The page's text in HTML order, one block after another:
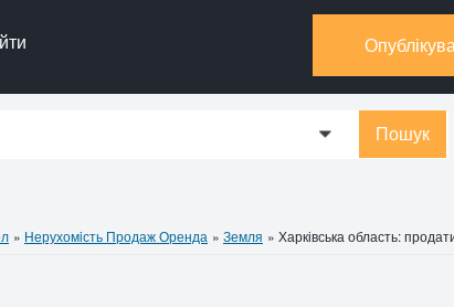
0 Пошук
» Нерухомiсть Продаж Оренда » Земля » Харківська область: